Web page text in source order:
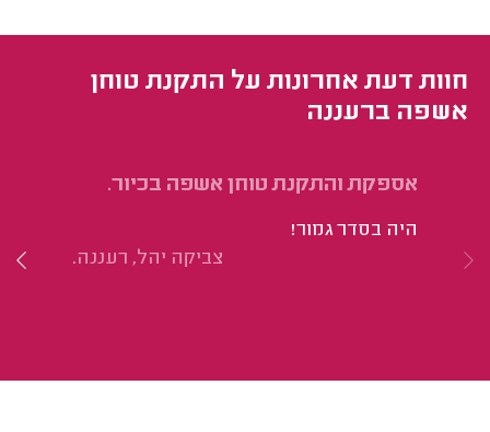
חוות דעת אחרונות על התקנת טוחן
אשפה ברעננה
אספקת והתקנת טוחן אשפה בכיור.
היה בסדר גמור!
צביקה יהל, רעננה.